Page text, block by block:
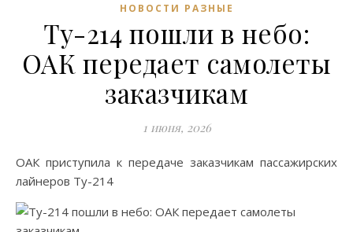
НОВОСТИ РАЗНЫЕ
Ту-214 пошли в небо:
ОАК передает самолеты
заказчикам
1 июня, 2026
ОАК приступила к передаче заказчикам пассажирских
лайнеров Ту-214